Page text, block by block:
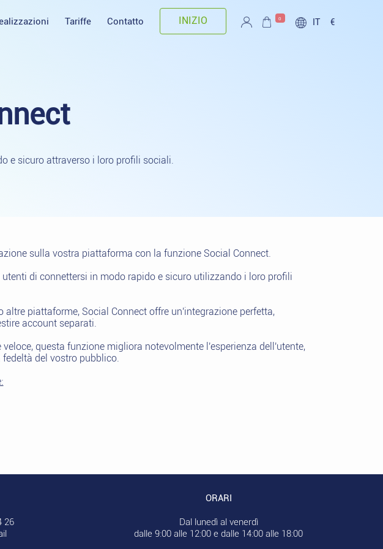
Tariffe Contatto INIZIO 0 IT €
e sicuro attraverso i loro profili sociali.
sulla vostra piattaforma con la funzione Social Connect.
di connettersi in modo rapido e sicuro utilizzando i loro profili
altre piattaforme, Social Connect offre un'integrazione perfetta,
account separati.
questa funzione migliora notevolmente l'esperienza dell'utente,
del vostro pubblico.
26
ORARI
Dal lunedì al venerdì
dalle 9:00 alle 12:00 e dalle 14:00 alle 18:00